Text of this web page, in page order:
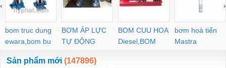
bom truc dung
ewara,bom bu
ewara
BƠM ÁP LỰC
TỰ ĐỘNG
BOM CUU HOA
Diesel,BOM
CHUA CHAY
bơm hoả tiển
Mastra
‹ ›
Sản phẩm mới (147896)